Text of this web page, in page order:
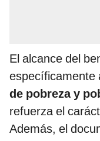
El alcance del
específicamente
de pobreza y
refuerza el
Además, el